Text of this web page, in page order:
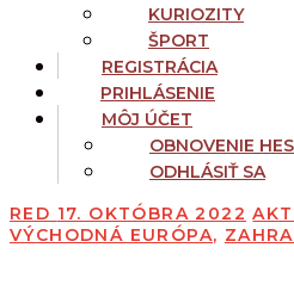
KURIOZITY
ŠPORT
REGISTRÁCIA
PRIHLÁSENIE
MÔJ ÚČET
OBNOVENIE
ODHLÁSIŤ SA
RED 17. OKTÓBRA 2022
VÝCHODNÁ EURÓPA,